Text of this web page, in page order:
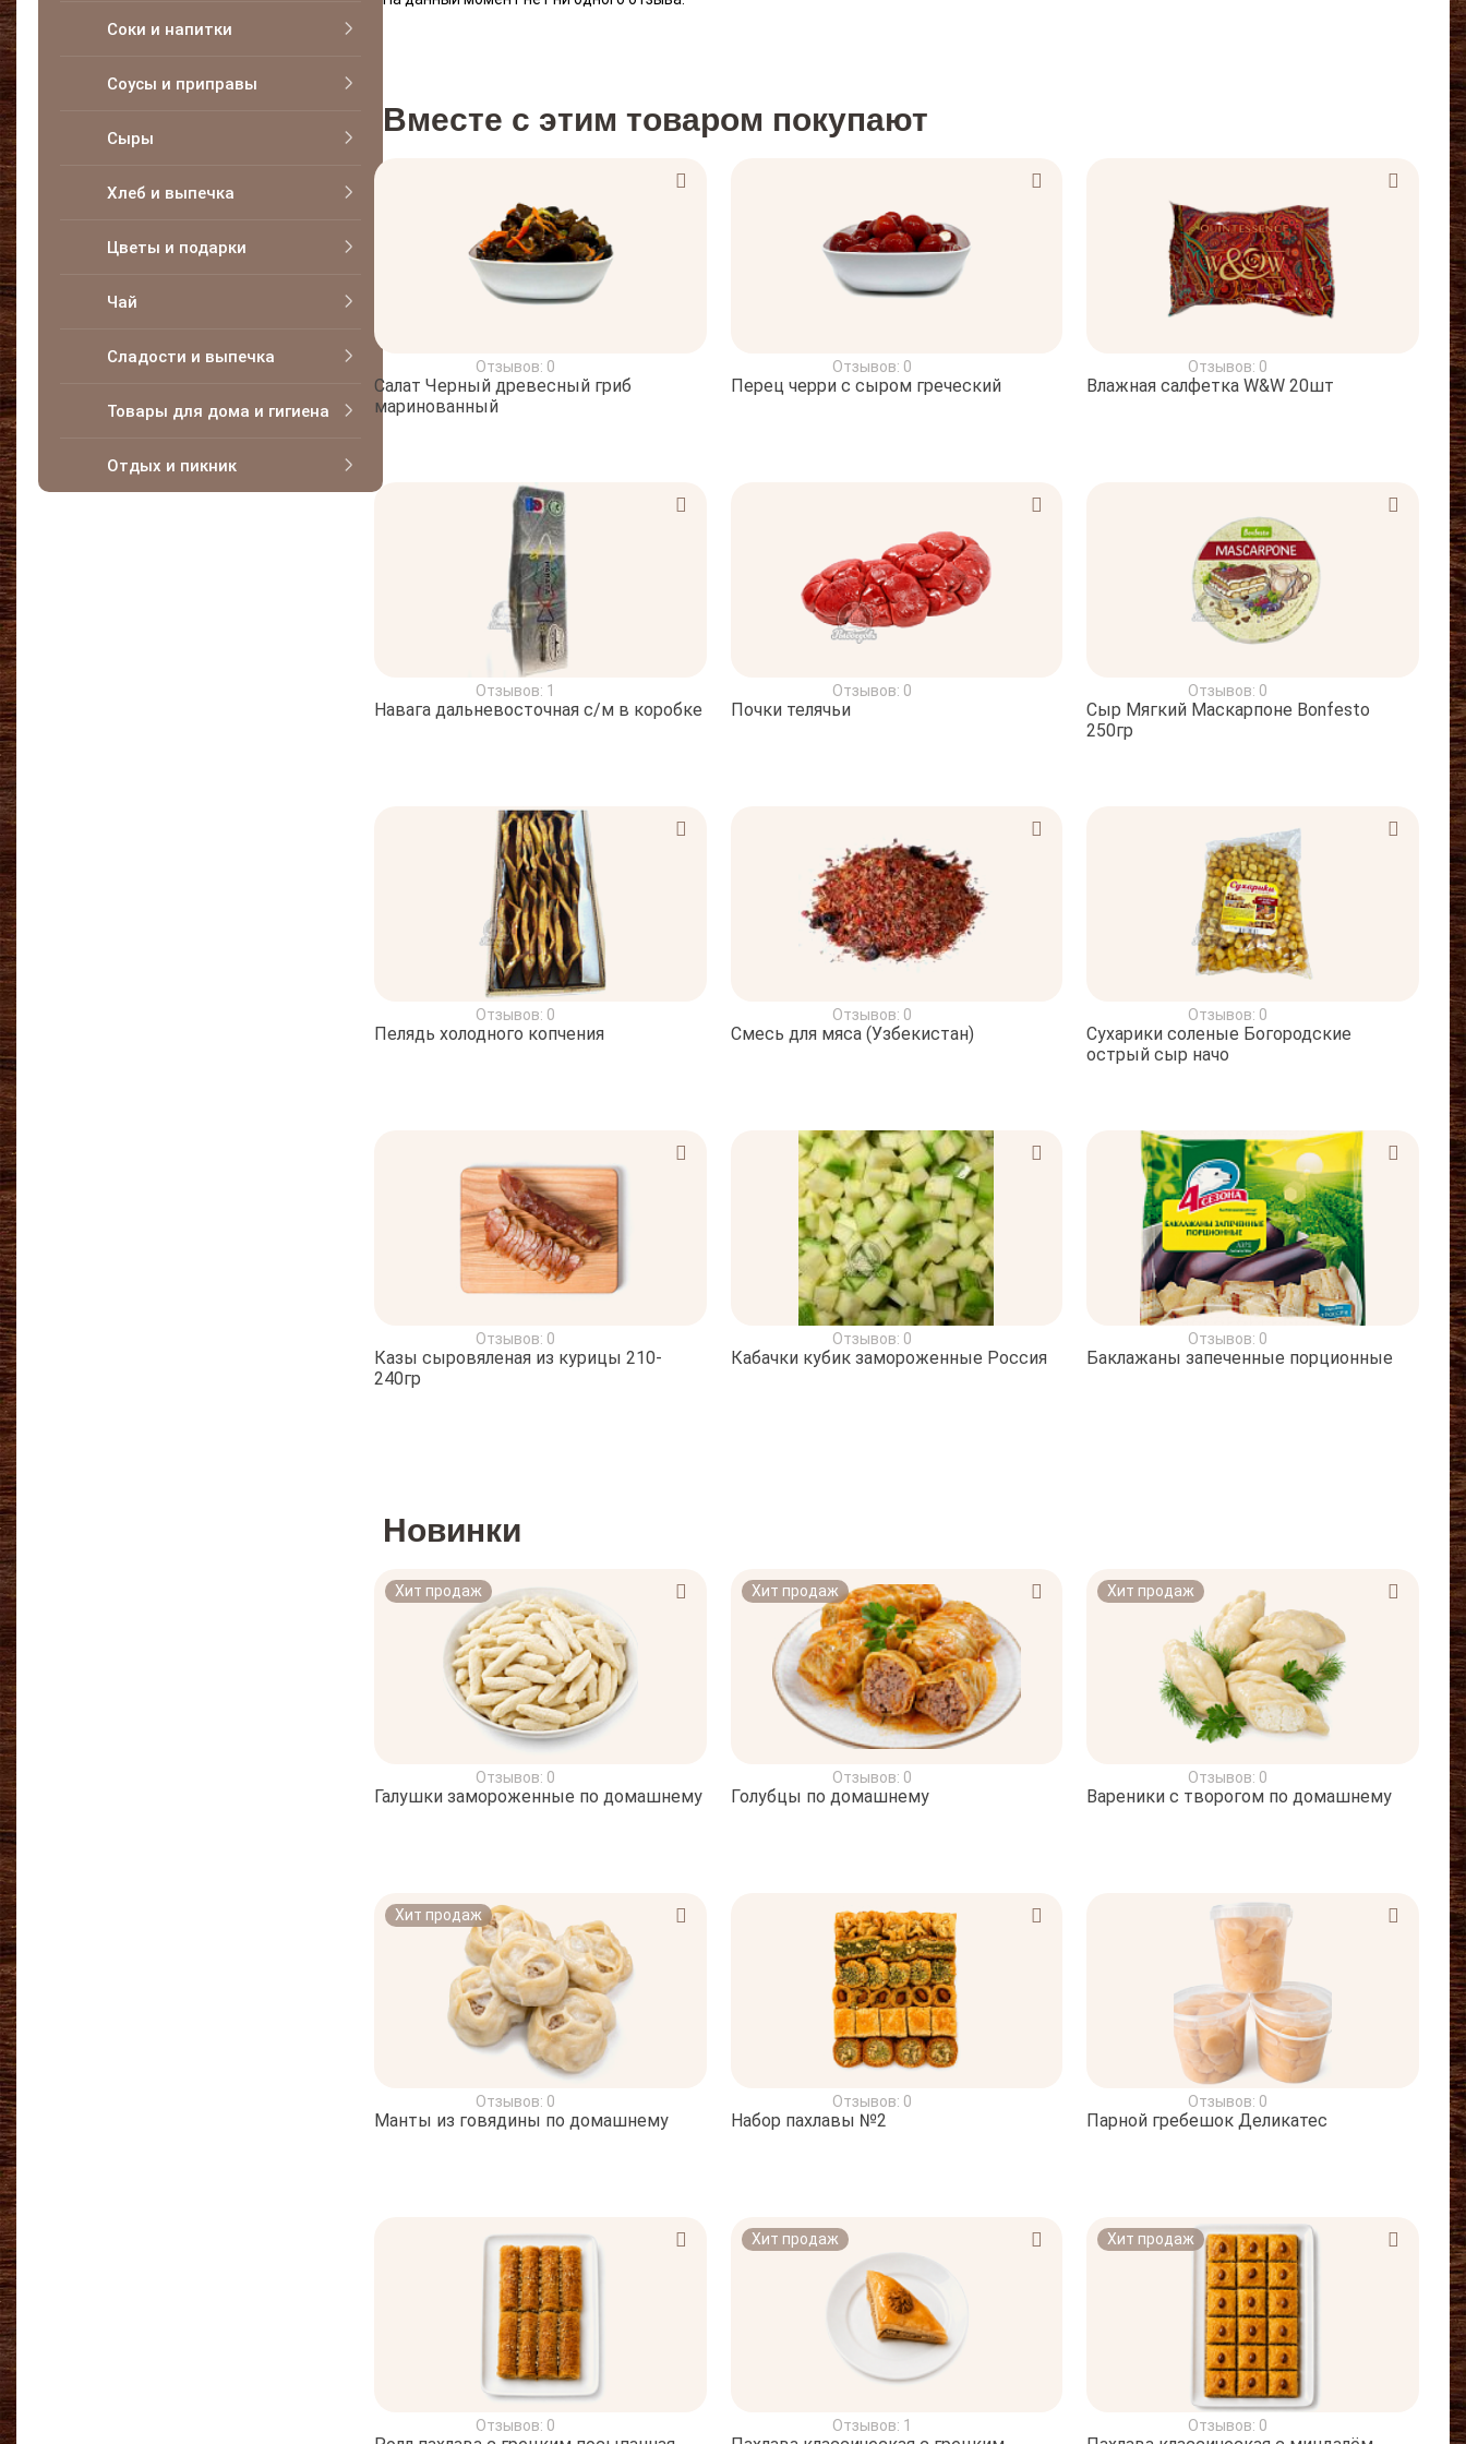
Соки и напитки
Соусы и приправы
Сыры
Хлеб и выпечка
Цветы и подарки
Чай
Сладости и выпечка
Товары для дома и гигиена
Отдых и пикник
Вместе с этим товаром покупают
Отзывов: 0
Салат Черный древесный гриб
маринованный
Отзывов: 0
Перец черри с сыром греческий
Отзывов: 0
Влажная салфетка W&W 20шт
Отзывов: 1
Навага дальневосточная с/м в коробке
Отзывов: 0
Почки телячьи
Отзывов: 0
Сыр Мягкий Маскарпоне Bonfesto
250гр
Отзывов: 0
Пелядь холодного копчения
Отзывов: 0
Смесь для мяса (Узбекистан)
Отзывов: 0
Сухарики соленые Богородские
острый сыр начо
Отзывов: 0
Казы сыровяленая из курицы 210-
240гр
Отзывов: 0
Кабачки кубик замороженные Россия
Отзывов: 0
Баклажаны запеченные порционные
Новинки
Хит продаж
Отзывов: 0
Галушки замороженные по домашнему
Хит продаж
Отзывов: 0
Голубцы по домашнему
Хит продаж
Отзывов: 0
Вареники с творогом по домашнему
Хит продаж
Отзывов: 0
Манты из говядины по домашнему
Отзывов: 0
Набор пахлавы №2
Отзывов: 0
Парной гребешок Деликатес
Отзывов: 0
Хит продаж
Отзывов: 1
Хит продаж
Отзывов: 0